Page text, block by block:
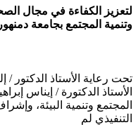
لتعزيز الكفاءة في مجال
وتنمية المجتمع بجامعة
الأستاذ الدكتورة / إيناس
المجتمع وتنمية البيئة،
التنفيذي لم